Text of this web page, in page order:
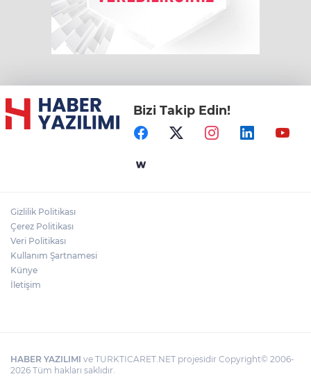
Bizi Takip Edin!
Gizlilik Politikası
Çerez Politikası
Veri Politikası
Kullanım Şartnamesi
Künye
İletişim
HABER YAZILIMI ve TURKTICARET.NET projesidir Copyright© 2006-
2026 Tüm hakları saklıdır.